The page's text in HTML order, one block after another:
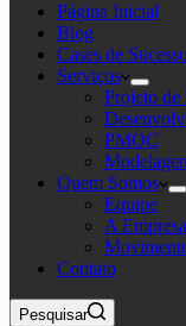
Página Inicial
Blog
Cases de
Serviços
Projeto de
PMOC
Quem Somos
Equipe
A Empresa
Contato
Pesquisar